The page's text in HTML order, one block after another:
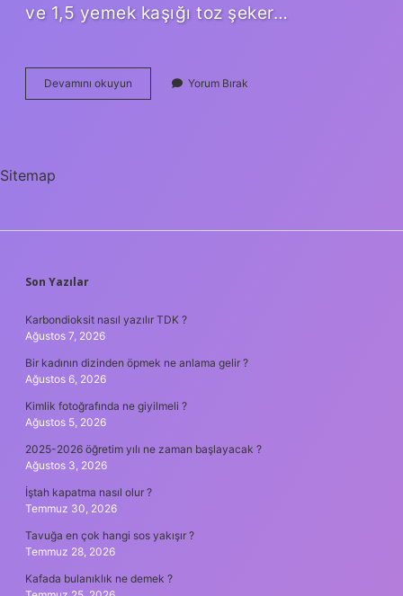
ve 1,5 yemek kaşığı toz şeker…
Devamını okuyun
Bardak
Yorum Bırak
Sitemap
SIDEBAR
Son Yazılar
Karbondioksit nasıl yazılır TDK ?
Ağustos 7, 2026
Bir kadının dizinden öpmek ne anlama gelir ?
Ağustos 6, 2026
Kimlik fotoğrafında ne giyilmeli ?
Ağustos 5, 2026
2025-2026 öğretim yılı ne zaman başlayacak ?
Ağustos 3, 2026
İştah kapatma nasıl olur ?
Temmuz 30, 2026
Tavuğa en çok hangi sos yakışır ?
Temmuz 28, 2026
Kafada bulanıklık ne demek ?